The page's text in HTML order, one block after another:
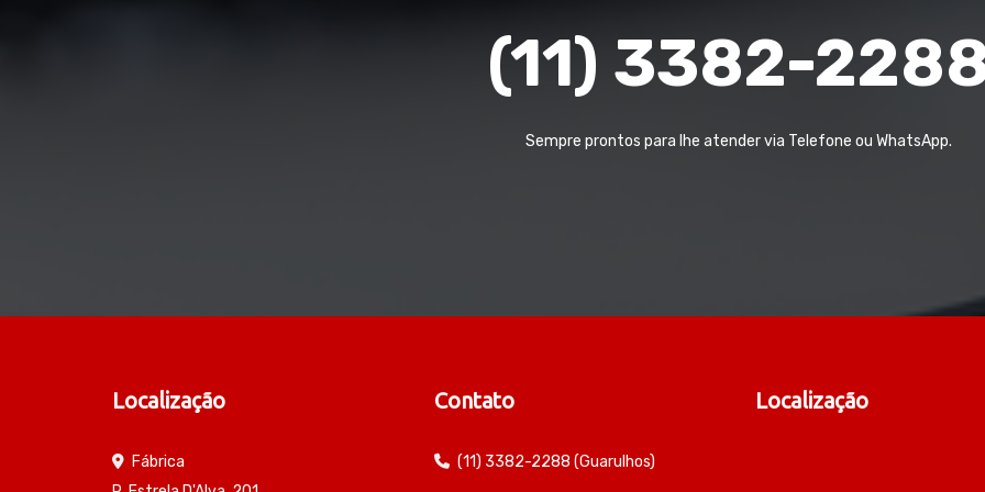
(11) 3382-
Sempre prontos para lhe atender via Telefone ou WhatsApp.
Localização
Fábrica
Contato
(11) 3382-2288 (Guarulhos)
Localização